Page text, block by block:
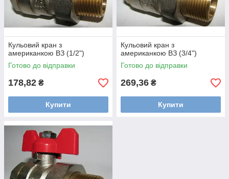
Кульовий кран з
американкою ВЗ (1/2")
Готово до відправки
178,82 ₴
Купити
Кульовий кран з
американкою ВЗ (3/4")
Готово до відправки
269,36 ₴
Купити